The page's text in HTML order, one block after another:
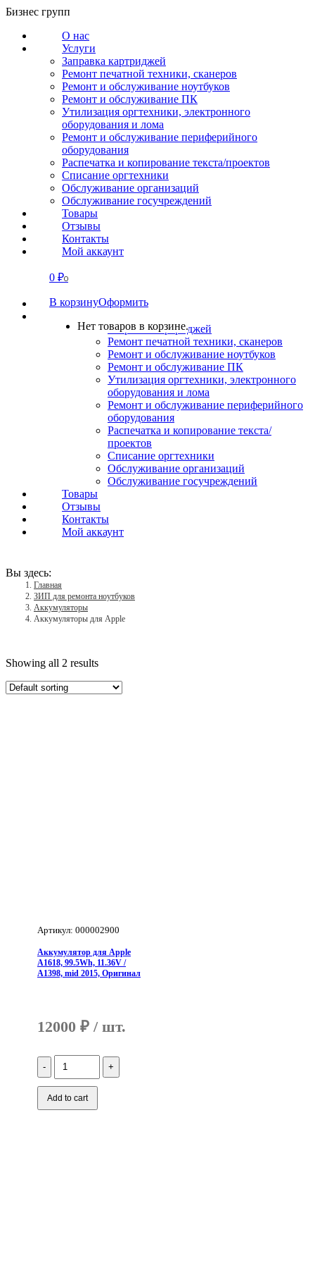
Перейти
содержанию
Бизнес групп
О нас
Услуги
Заправка картриджей
Ремонт печатной техники, сканеров
Ремонт и обслуживание ноутбуков
Ремонт и обслуживание ПК
Утилизация оргтехники, электронного
оборудования и лома
Ремонт и обслуживание периферийного
оборудования
Распечатка и копирование текста/проектов
Списание оргтехники
Обслуживание организаций
Обслуживание госучреждений
Товары
Отзывы
Контакты
Мой аккаунт
0 ₽0
В корзинуОформить
Нет товаров в корзине.
СВЯЗАТЬСЯ
О нас
Заправка картриджей
Ремонт печатной техники, сканеров
Ремонт и обслуживание ноутбуков
Ремонт и обслуживание ПК
Утилизация оргтехники, электронного
оборудования и лома
Ремонт и обслуживание периферийного
оборудования
Распечатка и копирование текста/
проектов
Списание оргтехники
Обслуживание организаций
Обслуживание госучреждений
Товары
Отзывы
Контакты
Мой аккаунт
Вы здесь:
Главная
ЗИП для ремонта ноутбуков
Аккумуляторы
Аккумуляторы для Apple
Showing all 2 results
Артикул: 000002900
Аккумулятор для Apple
A1618, 99.5Wh, 11.36V /
A1398, mid 2015, Оригинал
12000 ₽
Количество
Аккумулятор
для
Apple
A1618,
Add to cart